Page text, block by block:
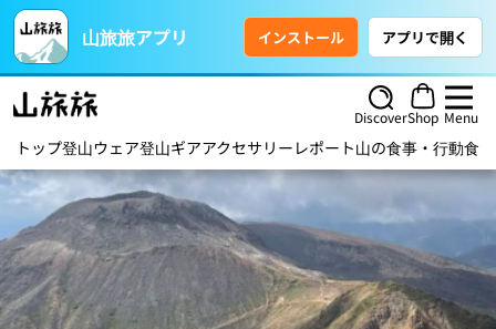
山旅旅アプリ インストール アプリで開く
DiscoverShop Menu
トップ登山ウェア登山ギアアクセサリー レポート山の食事・行動食